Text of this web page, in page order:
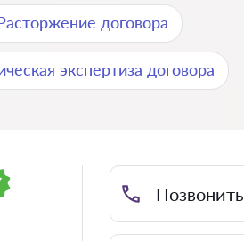
договора
экспертиза договора
Позвонить